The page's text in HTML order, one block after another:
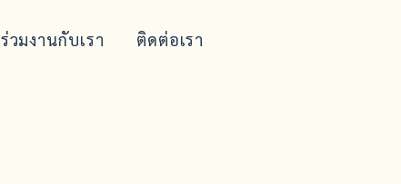
ร่วมงานกับเรา ติดต่อเรา